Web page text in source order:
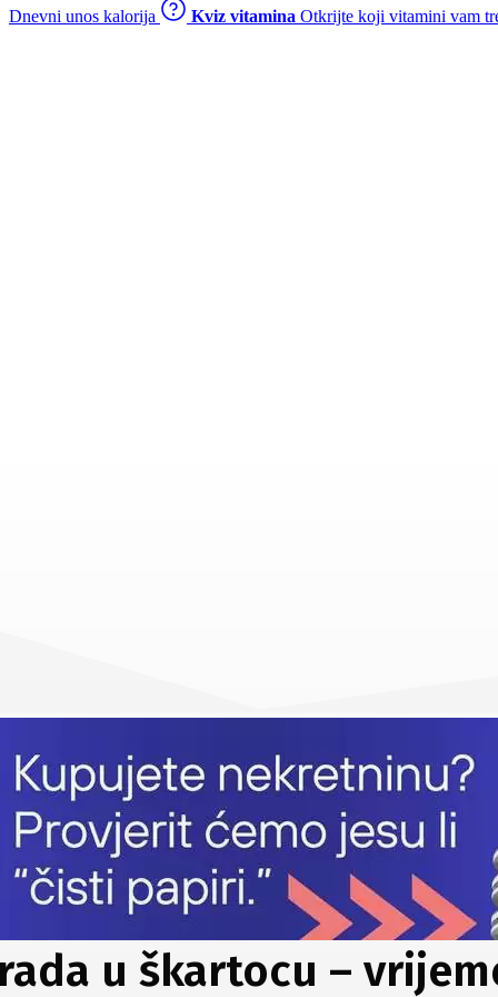
Dnevni unos kalorija
Kviz vitamina Otkrijte koji vitamini vam
u škartocu –